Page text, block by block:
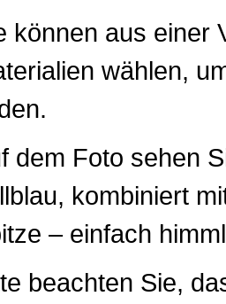
können aus einer
wählen,
dem Foto sehen
kombiniert
– einfach
beachten Sie,